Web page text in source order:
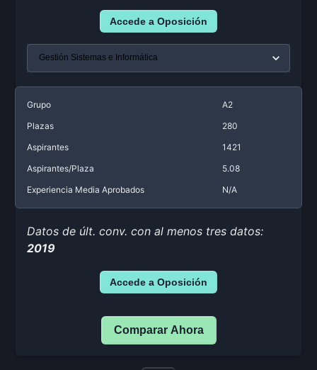
Accede a Oposición
Grupo
A2
Plazas
280
Aspirantes
1421
Aspirantes/Plaza
5.08
Experiencia Media Aprobados
N/A
Datos de últ. conv. con al menos tres datos:
2019
Accede a Oposición
Comparar Ahora